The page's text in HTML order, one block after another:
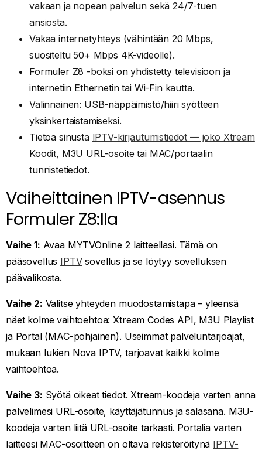
vakaan ja nopean palvelun sekä 24/7-tuen
ansiosta.
Vakaa internetyhteys (vähintään 20 Mbps,
suositeltu 50+ Mbps 4K-videolle).
Formuler Z8 -boksi on yhdistetty televisioon ja
internetiin Ethernetin tai Wi-Fin kautta.
Valinnainen: USB-näppäimistö/hiiri syötteen
yksinkertaistamiseksi.
Tietoa sinusta IPTV-kirjautumistiedot — joko Xtream
Koodit, M3U URL-osoite tai MAC/portaalin
tunnistetiedot.
Vaiheittainen IPTV-asennus
Formuler Z8:lla
Vaihe 1: Avaa MYTVOnline 2 laitteellasi. Tämä on
pääsovellus IPTVsovellus ja se löytyy sovelluksen
päävalikosta.
Vaihe 2: Valitse yhteyden muodostamistapa – yleensä
näet kolme vaihtoehtoa: Xtream Codes API, M3U Playlist
ja Portal (MAC-pohjainen). Useimmat palveluntarjoajat,
mukaan lukien Nova IPTV, tarjoavat kaikki kolme
vaihtoehtoa.
Vaihe 3: Syötä oikeat tiedot. Xtream-koodeja varten anna
palvelimesi URL-osoite, käyttäjätunnus ja salasana. M3U-
koodeja varten liitä URL-osoite tarkasti. Portalia varten
laitteesi MAC-osoitteen on oltava rekisteröitynä IPTV-